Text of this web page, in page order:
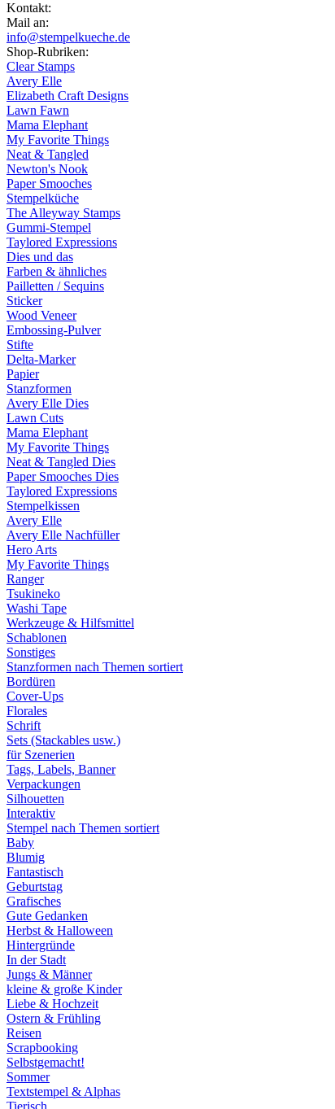
Kontakt:
Mail an:
info@stempelkueche.de
Shop-Rubriken:
Clear Stamps
Avery Elle
Elizabeth Craft Designs
Lawn Fawn
Mama Elephant
My Favorite Things
Neat & Tangled
Newton's Nook
Paper Smooches
Stempelküche
The Alleyway Stamps
Gummi-Stempel
Taylored Expressions
Dies und das
Farben & ähnliches
Pailletten / Sequins
Sticker
Wood Veneer
Embossing-Pulver
Stifte
Delta-Marker
Papier
Stanzformen
Avery Elle Dies
Lawn Cuts
Mama Elephant
My Favorite Things
Neat & Tangled Dies
Paper Smooches Dies
Taylored Expressions
Stempelkissen
Avery Elle
Avery Elle Nachfüller
Hero Arts
My Favorite Things
Ranger
Tsukineko
Washi Tape
Werkzeuge & Hilfsmittel
Schablonen
Sonstiges
Stanzformen nach Themen sortiert
Bordüren
Cover-Ups
Florales
Schrift
Sets (Stackables usw.)
für Szenerien
Tags, Labels, Banner
Verpackungen
Silhouetten
Interaktiv
Stempel nach Themen sortiert
Baby
Blumig
Fantastisch
Geburtstag
Grafisches
Gute Gedanken
Herbst & Halloween
Hintergründe
In der Stadt
Jungs & Männer
kleine & große Kinder
Liebe & Hochzeit
Ostern & Frühling
Reisen
Scrapbooking
Selbstgemacht!
Sommer
Textstempel & Alphas